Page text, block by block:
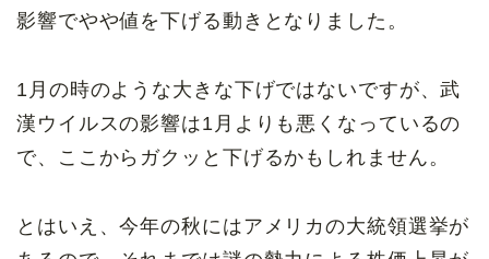
影響でやや値を下げる動きとなりました。
1月の時のような大きな下げではないですが、武
漢ウイルスの影響は1月よりも悪くなっているの
で、ここからガクッと下げるかもしれません。
とはいえ、今年の秋にはアメリカの大統領選挙が